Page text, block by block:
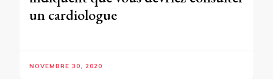
un cardiologue
NOVEMBRE 30, 2020